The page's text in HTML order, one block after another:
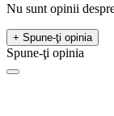
Nu sunt opinii
+ Spune-ţi opinia
Spune-ţi opinia